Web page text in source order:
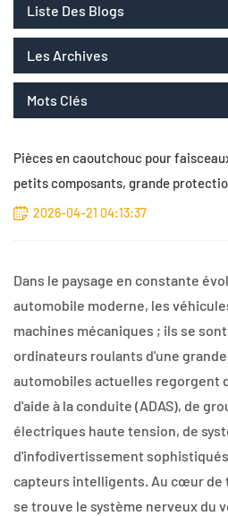
Liste Des Blogs
Les Archives
Mots Clés
Pièces en caoutchouc pour
petits composants, grande
2026-04-21 04:13:37
Dans le paysage en constante
automobile moderne, les
machines mécaniques ; ils se
ordinateurs roulants d'une
automobiles actuelles regorgent
d'aide à la conduite (ADAS), de
électriques haute tension, de
d'infodivertissement
capteurs intelligents. Au cœur
se trouve le système nerveux du